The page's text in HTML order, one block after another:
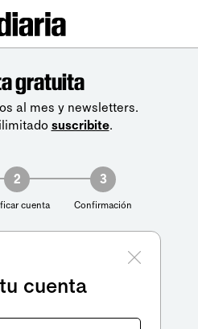
gratuita
al mes y newsletters.
suscribite.
2
cuenta
3
Confirmación
cuenta